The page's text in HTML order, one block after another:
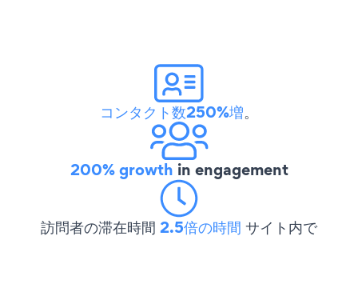
コンタクト数250%増。
200% growth in engagement
訪問者の滞在時間 2.5倍の時間 サイト内で